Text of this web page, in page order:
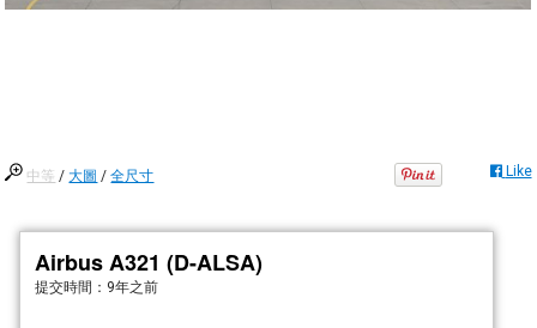
中等 /大圖 /全尺寸 Like
Airbus A321 (D-ALSA)
提交時間： 9年之前